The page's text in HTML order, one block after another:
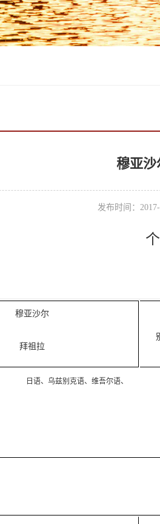
穆亚沙
发布时间：
穆亚沙尔
拜祖拉
日语、乌兹别克语、维吾尔语、